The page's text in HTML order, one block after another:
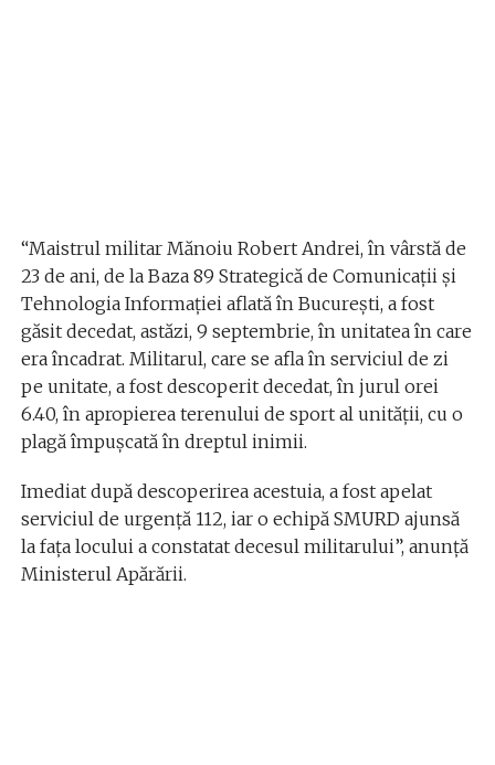
“Maistrul militar Mănoiu Robert Andrei, în vârstă de
23 de ani, de la Baza 89 Strategică de Comunicații și
Tehnologia Informației aflată în București, a fost
găsit decedat, astăzi, 9 septembrie, în unitatea în care
era încadrat. Militarul, care se afla în serviciul de zi
pe unitate, a fost descoperit decedat, în jurul orei
6.40, în apropierea terenului de sport al unității, cu o
plagă împușcată în dreptul inimii.
Imediat după descoperirea acestuia, a fost apelat
serviciul de urgență 112, iar o echipă SMURD ajunsă
la fața locului a constatat decesul militarului”, anunță
Ministerul Apărării.